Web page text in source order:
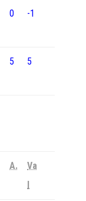
0 -1
5 5
A.
Va